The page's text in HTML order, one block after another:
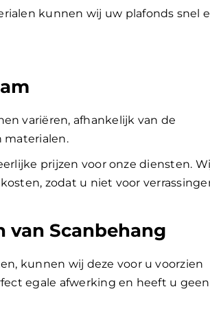
kunnen wij uw plafonds snel
variëren, afhankelijk van de
materialen.
prijzen voor onze diensten.
zodat u niet voor
van Scanbehang
kunnen wij deze voor u voorzien
egale afwerking en heeft u geen